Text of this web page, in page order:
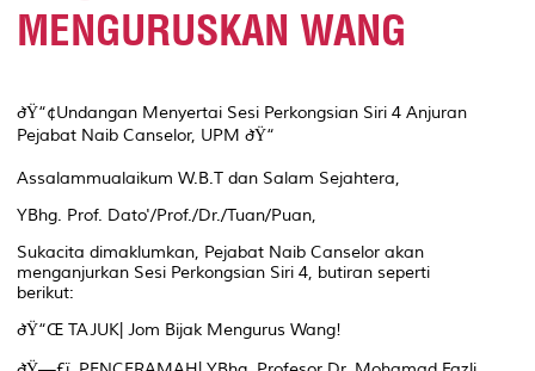
MENGURUSKAN WANG
ðŸ“¢Undangan Menyertai Sesi Perkongsian Siri 4 Anjuran
Pejabat Naib Canselor, UPM ðŸ“
Assalammualaikum W.B.T dan Salam Sejahtera,
YBhg. Prof. Dato'/Prof./Dr./Tuan/Puan,
Sukacita dimaklumkan, Pejabat Naib Canselor akan
menganjurkan Sesi Perkongsian Siri 4, butiran seperti
berikut:
ðŸ“Œ TAJUK| Jom Bijak Mengurus Wang!